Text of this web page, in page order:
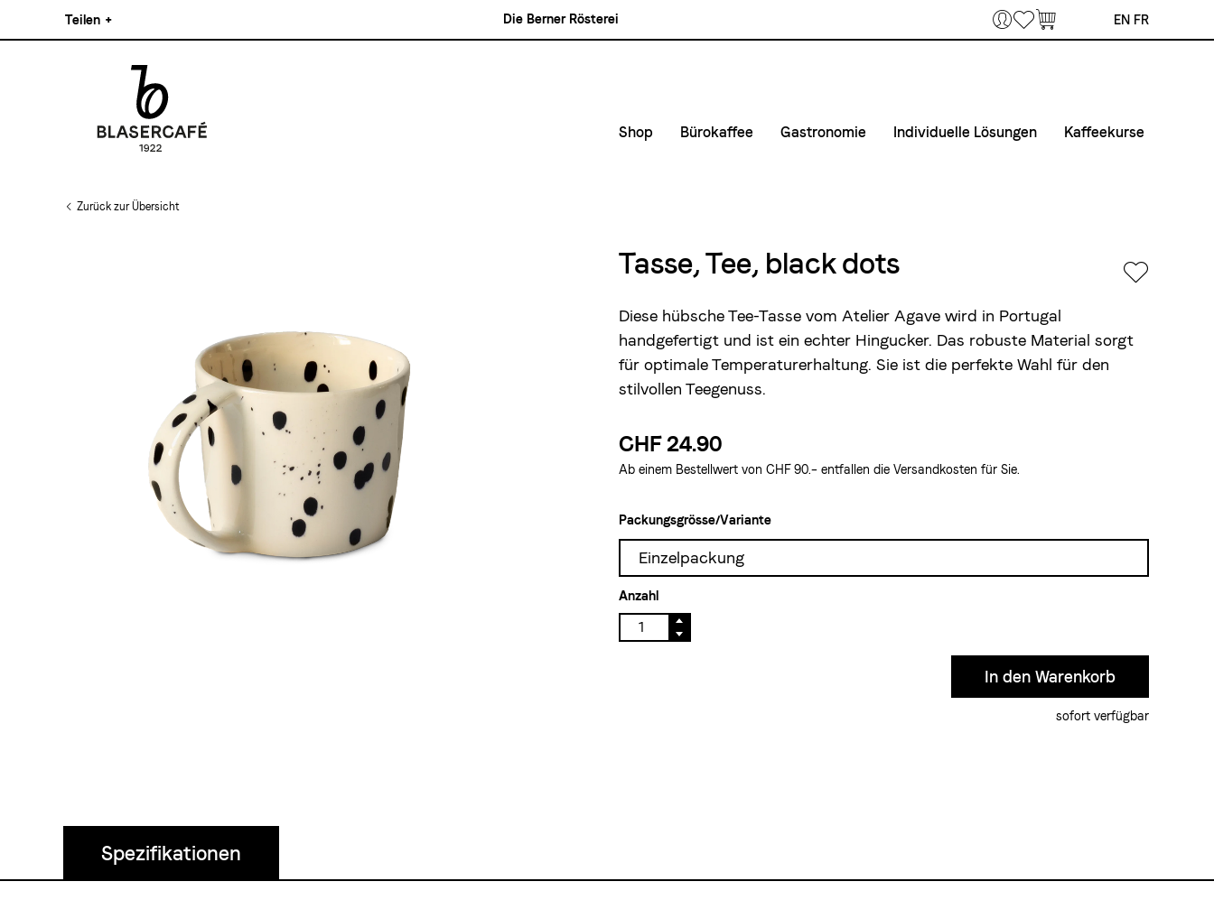
Teilen +
Pinterest
Instagram
Linkedin
Die Berner Rösterei Bookmarks
EN FR
Shop Bürokaffee Gastronomie
Mietmaterial
Individuelle Lösungen Kaffeekurse
Zurück zur Übersicht
Tasse, Tee, black dots
Diese hübsche Tee-Tasse vom Atelier Agavewird in Portugal
handgefertigt und ist ein echter Hingucker. Das robuste Material sorgt
für optimale Temperaturerhaltung. Sie ist die perfekte Wahl für den
stilvollen Teegenuss.
CHF 24.90
Ab einem Bestellwert von CHF 90.– entfallen die Versandkosten für Sie.
Packungsgrösse/Variante
Einzelpackung
Anzahl
sofort verfügbar
Spezifikationen